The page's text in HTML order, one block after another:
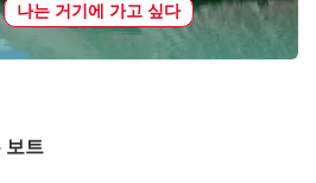
나는 거기에 가고 싶다
보트